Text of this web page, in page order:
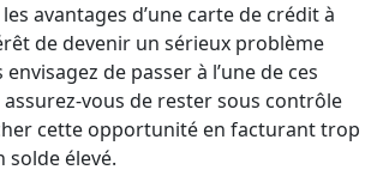
avantages d’une carte de crédit à
de devenir un sérieux problème
de passer à l’une de ces
vous de rester sous contrôle
cette opportunité en facturant trop
solde élevé.